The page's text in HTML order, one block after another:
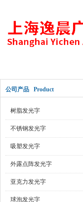
公司产品 Product
树脂发光字
不锈钢发光字
吸塑发光字
外露点阵发光字
亚克力发光字
球泡发光字